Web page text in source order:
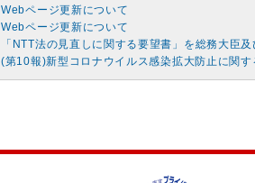
Webページ更新について
Webページ更新について
「NTT法の見直しに関する要望書」を総務大臣
(第10報)新型コロナウイルス感染拡大防止に関